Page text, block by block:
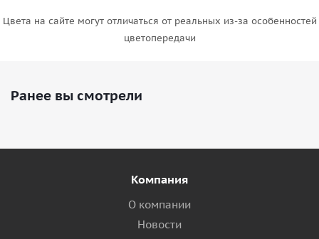
Цвета на сайте могут отличаться от реальных из-за особенностей
цветопередачи
Ранее вы смотрели
Компания
О компании
Новости